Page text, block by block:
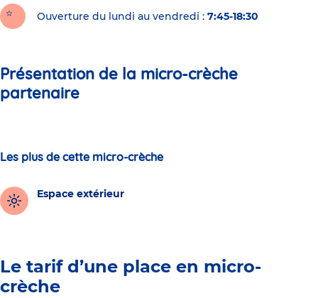
Ouverture du lundi au vendredi : 7:45-18:30
Présentation de la micro-crèche
partenaire
Les plus de cette micro-crèche
Espace extérieur
Le tarif d’une place en micro-
crèche